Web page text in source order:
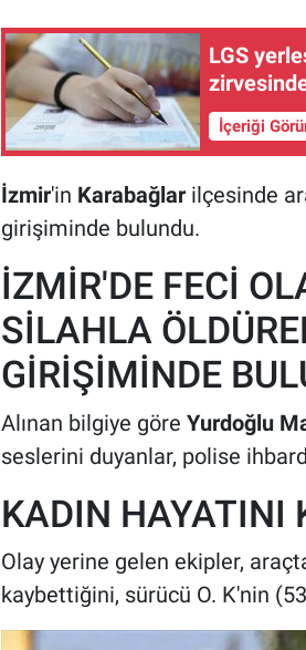
LGS
İçeriği
İzmir'in Karabağlar ilçesinde
girişiminde bulundu.
İZMİR'DE FECİ
SİLAHLA
GİRİŞİMİNDE
Alınan bilgiye göre Yurdoğlu
seslerini duyanlar, polise
KADIN HAYATINI
Olay yerine gelen ekipler,
kaybettiğini, sürücü O. K'nin